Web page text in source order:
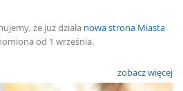
że już działa nowa strona Miasta
od 1 września.
zobacz więcej